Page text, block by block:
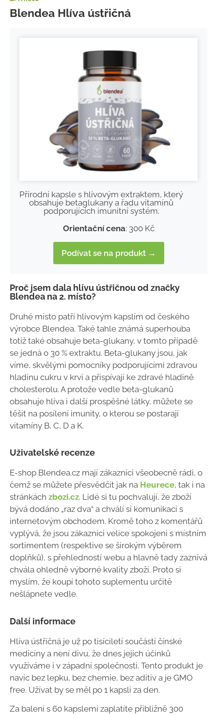
Blendea Hlíva ústřičná
Přírodní kapsle s hlívovým extraktem, který
obsahuje betaglukany a řadu vitamínů
podporujících imunitní systém.
Orientační cena: 300 Kč
Podívat se na produkt →
Proč jsem dala hlívu ústřičnou od značky
Blendea na 2. místo?
Druhé místo patří hlívovým kapslím od českého
výrobce Blendea. Také tahle známá superhouba
totiž také obsahuje beta-glukany, v tomto případě
se jedná o 30 % extraktu. Beta-glukany jsou, jak
víme, skvělými pomocníky podporujícími zdravou
hladinu cukru v krvi a přispívají ke zdravé hladině
cholesterolu. A protože vedle beta-glukanů
obsahuje hlíva i další prospěšné látky, můžete se
těšit na posílení imunity, o kterou se postarají
vitamíny B, C, D a K.
Uživatelské recenze
E-shop Blendea.cz mají zákazníci všeobecně rádi, o
čemž se můžete přesvědčit jak na Heurece, tak i na
stránkách zbozi.cz. Lidé si tu pochvalují, že zboží
bývá dodáno „raz dva“ a chválí si komunikaci s
internetovým obchodem. Kromě toho z komentářů
vyplývá, že jsou zákazníci velice spokojeni s místním
sortimentem (respektive se širokým výběrem
doplňků), s přehledností webu a hlavně tady zaznívá
chvála ohledně výborné kvality zboží. Proto si
myslím, že koupí tohoto suplementu určitě
nešlápnete vedle.
Další informace
Hlíva ústřičná je už po tisíciletí součástí čínské
medicíny a není divu, že dnes jejích účinků
využíváme i v západní společnosti. Tento produkt je
navíc bez lepku, bez chemie, bez aditiv a je GMO
free. Užívat by se měl po 1 kapsli za den.
Za balení s 60 kapslemi zaplatíte přibližně 300